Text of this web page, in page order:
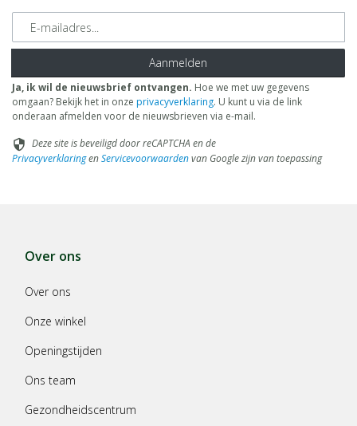
E-mailadres
Aanmelden
Ja, ik wil de nieuwsbrief ontvangen. Hoe we met uw gegevens
omgaan? Bekijk het in onze privacyverklaring. U kunt u via de link
onderaan afmelden voor de nieuwsbrieven via e-mail.
security Deze site is beveiligd door reCAPTCHA en de
PrivacyverklaringenServicevoorwaardenvan Google zijn van toepassing
Over ons
Over ons
Onze winkel
Openingstijden
Ons team
Gezondheidscentrum